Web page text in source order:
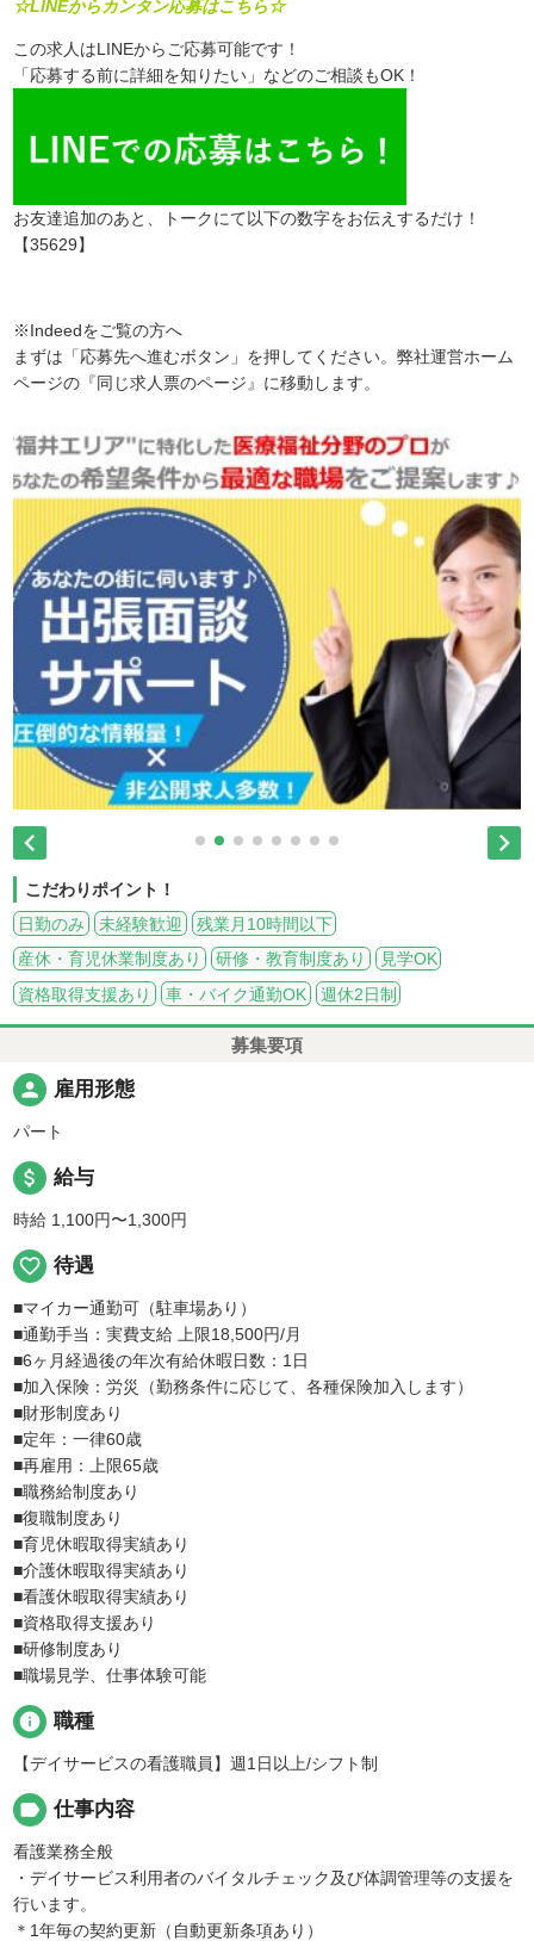
☆LINEからカンタン応募はこちら☆
この求人はLINEからご応募可能です！
「応募する前に詳細を知りたい」などのご相談もOK！
お友達追加のあと、トークにて以下の数字をお伝えするだけ！
【35629】
※Indeedをご覧の方へ
まずは「応募先へ進むボタン」を押してください。弊社運営ホーム
ページの『同じ求人票のページ』に移動します。
 
こだわりポイント！
日勤のみ
未経験歓迎
残業月10時間以下
産休・育児休業制度あり
研修・教育制度あり
見学OK
資格取得支援あり
車・バイク通勤OK 週休2日制
募集要項
person 雇用形態
パート
attach_money 給与
時給 1,100円〜1,300円
favorite_border 待遇
■マイカー通勤可（駐車場あり）
■通勤手当：実費支給 上限18,500円/月
■6ヶ月経過後の年次有給休暇日数：1日
■加入保険：労災（勤務条件に応じて、各種保険加入します）
■財形制度あり
■定年：一律60歳
■再雇用：上限65歳
■職務給制度あり
■復職制度あり
■育児休暇取得実績あり
■介護休暇取得実績あり
■看護休暇取得実績あり
■資格取得支援あり
■研修制度あり
■職場見学、仕事体験可能
info 職種
【デイサービスの看護職員】週1日以上/シフト制
label 仕事内容
看護業務全般
・デイサービス利用者のバイタルチェック及び体調管理等の支援を
行います。
＊1年毎の契約更新（自動更新条項あり）